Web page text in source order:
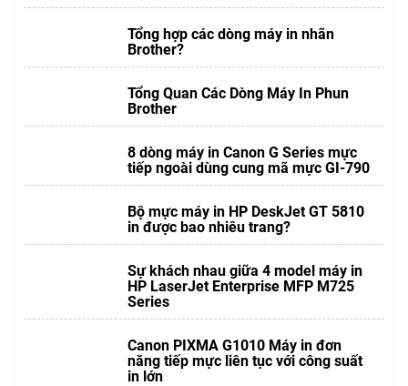
Tổng hợp các dòng máy in nhãn
Brother?
Tổng Quan Các Dòng Máy In Phun
Brother
8 dòng máy in Canon G Series mực
tiếp ngoài dùng cung mã mực GI-790
Bộ mực máy in HP DeskJet GT 5810
in được bao nhiêu trang?
Sự khách nhau giữa 4 model máy in
HP LaserJet Enterprise MFP M725
Series
Canon PIXMA G1010 Máy in đơn
năng tiếp mực liên tục với công suất
in lớn